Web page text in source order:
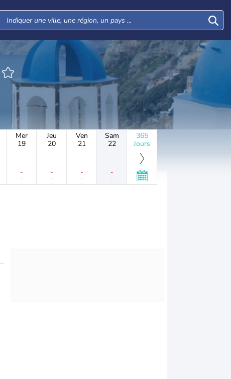
Mer
19
-
-
Jeu
20
-
-
Ven
21
-
-
Sam
22
-
-
365
Jours